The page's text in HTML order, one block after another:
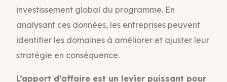
investissement global du programme. En
analysant ces données, les entreprises peuvent
identifier les domaines à améliorer et ajuster leur
stratégie en conséquence.
L’apport d’affaire est un levier puissant pour